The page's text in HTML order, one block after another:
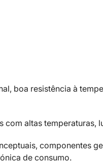
boa resistência à
com altas temperaturas,
componentes
de consumo.